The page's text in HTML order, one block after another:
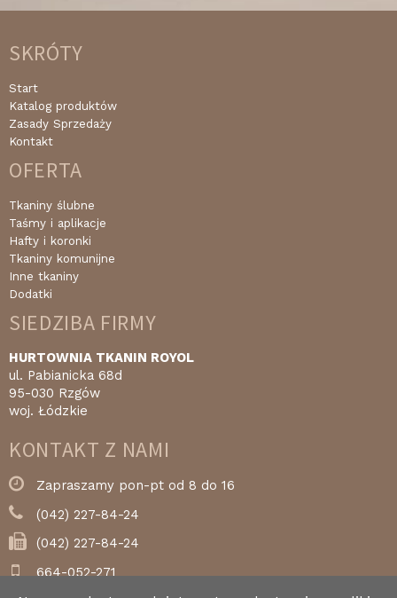
SKRÓTY
Start
Katalog produktów
Zasady Sprzedaży
Kontakt
OFERTA
Tkaniny ślubne
Taśmy i aplikacje
Hafty i koronki
Tkaniny komunijne
Inne tkaniny
Dodatki
SIEDZIBA FIRMY
HURTOWNIA TKANIN ROYOL
ul. Pabianicka 68d
95-030 Rzgów
woj. Łódzkie
KONTAKT Z NAMI
Zapraszamy pon-pt od 8 do 16
(042) 227-84-24
(042) 227-84-24
664-052-271